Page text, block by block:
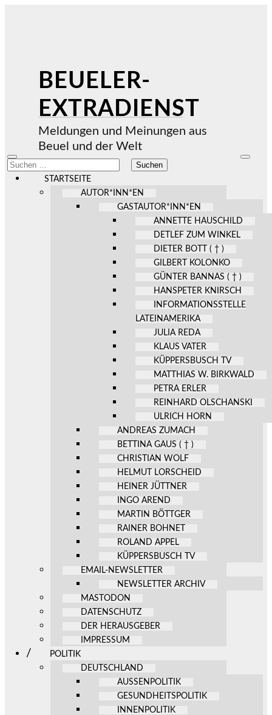
BEUELER-
EXTRADIENST
Meldungen und Meinungen aus
Beuel und der Welt
Mobile-
Menü
ein-/ausblenden
Suchen
nach:
STARTSEITE
AUTOR*INN*EN
GASTAUTOR*INN*EN
ANNETTE HAUSCHILD
DETLEF ZUM WINKEL
DIETER BOTT ( † )
GILBERT KOLONKO
GÜNTER BANNAS ( † )
HANSPETER KNIRSCH
INFORMATIONSSTELLE
LATEINAMERIKA
JULIA REDA
KLAUS VATER
KÜPPERSBUSCH TV
MATTHIAS W. BIRKWALD
PETRA ERLER
REINHARD OLSCHANSKI
ULRICH HORN
ANDREAS ZUMACH
BETTINA GAUS ( † )
CHRISTIAN WOLF
HELMUT LORSCHEID
HEINER JÜTTNER
INGO AREND
MARTIN BÖTTGER
RAINER BOHNET
ROLAND APPEL
KÜPPERSBUSCH TV
EMAIL-NEWSLETTER
NEWSLETTER ARCHIV
MASTODON
DATENSCHUTZ
DER HERAUSGEBER
IMPRESSUM
POLITIK
DEUTSCHLAND
AUSSENPOLITIK
GESUNDHEITSPOLITIK
INNENPOLITIK